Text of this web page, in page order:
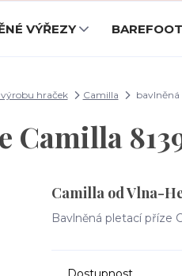
VÝŘEZY
hraček Camilla bavlněná
Camilla
Camilla od Vlna-
Bavlněná pletací příze